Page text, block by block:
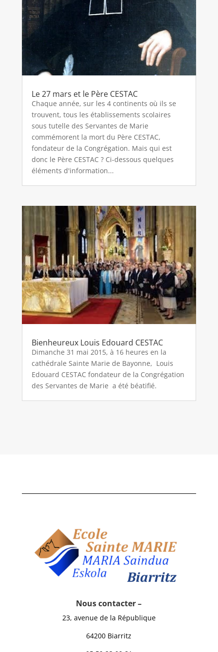
Le 27 mars et le Père CESTAC
Chaque année, sur les 4 continents où ils se
trouvent, tous les établissements scolaires
sous tutelle des Servantes de Marie
commémorent la mort du Père CESTAC,
fondateur de la Congrégation. Mais qui est
donc le Père CESTAC ? Ci-dessous quelques
éléments d'information...
Bienheureux Louis Edouard CESTAC
Dimanche 31 mai 2015, à 16 heures en la
cathédrale Sainte Marie de Bayonne, Louis
Edouard CESTAC fondateur de la Congrégation
des Servantes de Marie a été béatifié.
Nous contacter –
23, avenue de la République
64200 Biarritz